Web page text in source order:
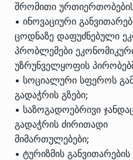
შრომითი ურთიერთობების
• ინოვაციური
ცოდნაზე დაფუძნებული
პრობლემები
უზრუნველყოფის
• სოციალური სფეროს
გადაჭრის გზები;
• საზოგადოებრივი
გადაჭრის ძირითადი
მიმართულებები;
• ტურიზმის